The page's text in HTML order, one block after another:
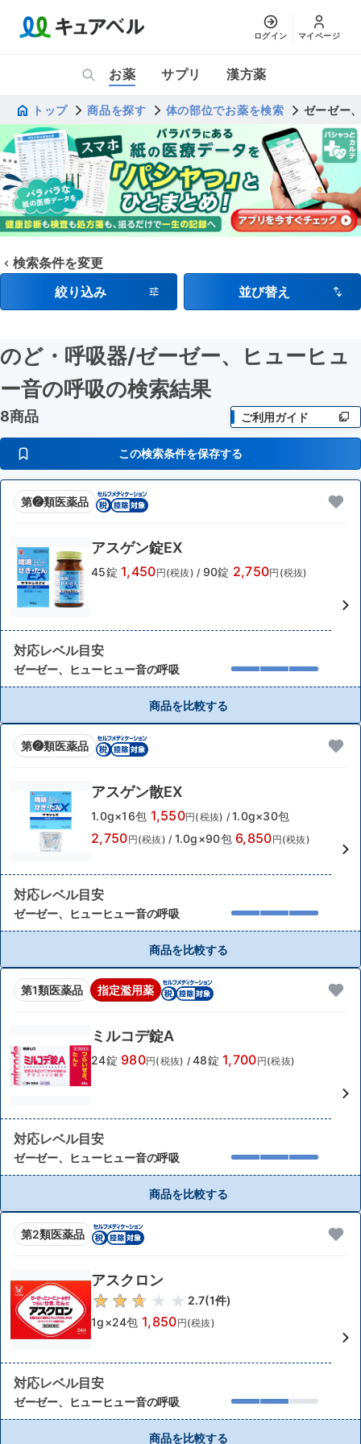
ログイン マイページ
お薬 サプリ 漢方薬
トップ 商品を探す 体の部位でお薬を検索 ゼーゼー
検索条件を変更
絞り込み
並び替え
のど・呼吸器/ゼーゼー、ヒューヒュ
ー音の呼吸の検索結果
8商品 ご利用ガイド
この検索条件を保存する
第❷類医薬品
アスゲン錠EX
45錠 1,450円(税抜) / 90錠 2,750円(税抜)
対応レベル目安
ゼーゼー、ヒューヒュー音の呼吸
商品を比較する
第❷類医薬品
アスゲン散EX
1.0g×16包 1,550円(税抜) / 1.0g×30包
2,750円(税抜) / 1.0g×90包 6,850円(税抜)
対応レベル目安
ゼーゼー、ヒューヒュー音の呼吸
商品を比較する
第1類医薬品 指定濫用薬
ミルコデ錠A
24錠 980円(税抜) / 48錠 1,700円(税抜)
対応レベル目安
ゼーゼー、ヒューヒュー音の呼吸
商品を比較する
第2類医薬品
アスクロン
2.7(1件)
1g×24包 1,850円(税抜)
対応レベル目安
ゼーゼー、ヒューヒュー音の呼吸
商品を比較する